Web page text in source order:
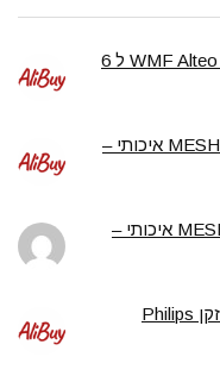
סט סכום 30 חלקים WMF Alteo ל 6
Tenda MW6 פתרון MESH איכותי –
Tenda MW6 פתרון MESH איכותי –
מכונת גילוח ועיצוב זקן Philips